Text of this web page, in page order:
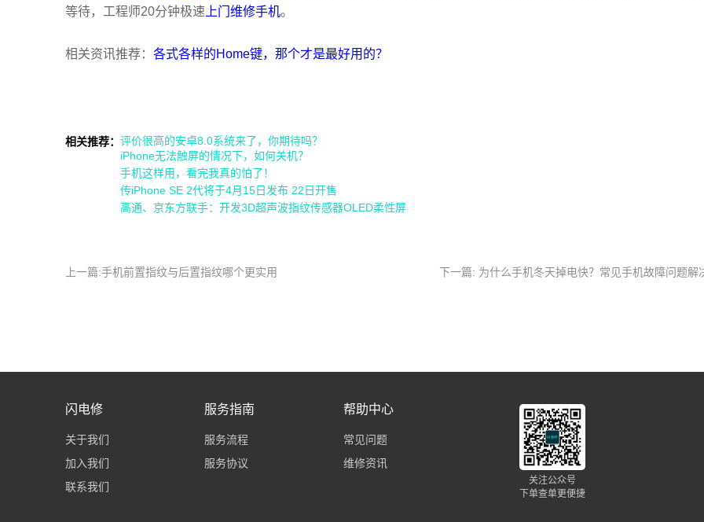
等待，工程师20分钟极速 上门维修手机。
相关资讯推荐： 各式各样的Home键，那个才是最好用的？
相关推荐： 评价很高的安卓8.0系统来了，你期待吗？
iPhone无法触屏的情况下，如何关机？
手机这样用，看完我真的怕了！
传iPhone SE 2代将于4月15日发布 22日开售
高通、京东方联手：开发3D超声波指纹传感器OLED柔性屏
上一篇:手机前置指纹与后置指纹哪个更实用 下一篇: 为什么手机冬天掉电快？常见手机故障问题解
闪电修
关于我们
加入我们
联系我们
服务指南
服务流程
服务协议
帮助中心
常见问题
维修资讯
关注公众号
下单查单更便捷